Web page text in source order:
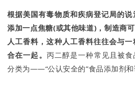
根据美国有毒物质和疾病登记局的
添加一点焦糖(或其他味道)，制造商
人工香料，这种人工香料往往会与
合在一起。 丙二醇是一种常见且被食
分类为——“公认安全的”食品添加剂和